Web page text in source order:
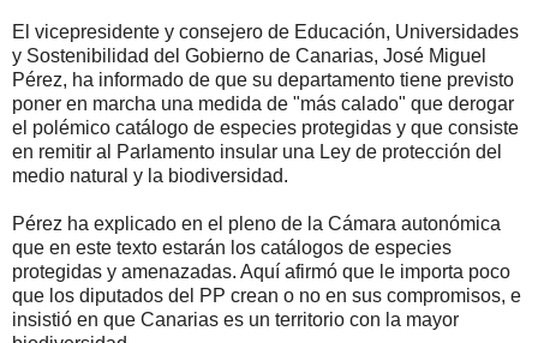
El vicepresidente y consejero de Educación, Universidades
y Sostenibilidad del Gobierno de Canarias, José Miguel
Pérez, ha informado de que su departamento tiene previsto
poner en marcha una medida de "más calado" que derogar
el polémico catálogo de especies protegidas y que consiste
en remitir al Parlamento insular una Ley de protección del
medio natural y la biodiversidad.
Pérez ha explicado en el pleno de la Cámara autonómica
que en este texto estarán los catálogos de especies
protegidas y amenazadas. Aquí afirmó que le importa poco
que los diputados del PP crean o no en sus compromisos, e
insistió en que Canarias es un territorio con la mayor